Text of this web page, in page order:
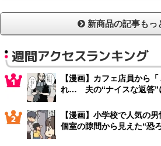
新商品の記事もっ
週間アクセスランキング
【漫画】カフェ店員から
れ… 夫の“ナイスな返答”
【漫画】小学校で人気の
個室の隙間から見えた“恐